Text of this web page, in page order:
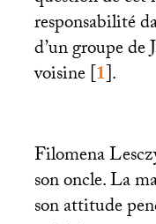
responsabilité
d’un groupe de
voisine[1].
Filomena
son oncle. La
son attitude